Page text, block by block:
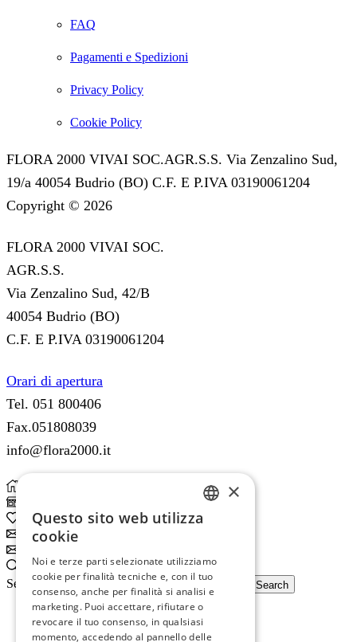
FAQ
Pagamenti e Spedizioni
Privacy Policy
Cookie Policy
FLORA 2000 VIVAI SOC.AGR.S.S. Via Zenzalino Sud,
19/a 40054 Budrio (BO) C.F. E P.IVA 03190061204
Copyright © 2026
FLORA 2000 VIVAI SOC.
AGR.S.S.
Via Zenzalino Sud, 42/B
40054 Budrio (BO)
C.F. E P.IVA 03190061204
Orari di apertura
Tel. 051 800406
Fax.051808039
info@flora2000.it
Wishlist
Subscribe
Search
Search input
Search
×
Questo sito web utilizza
cookie
Noi e terze parti selezionate utilizziamo
cookie per finalità tecniche e, con il tuo
consenso, anche per finalità si analisi e
marketing. Puoi accettare, rifiutare o
revocare il tuo consenso, in qualsiasi
momento, accedendo al pannello delle